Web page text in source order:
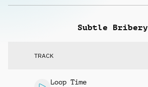
Subtle Bribery
TRACK
Loop Time